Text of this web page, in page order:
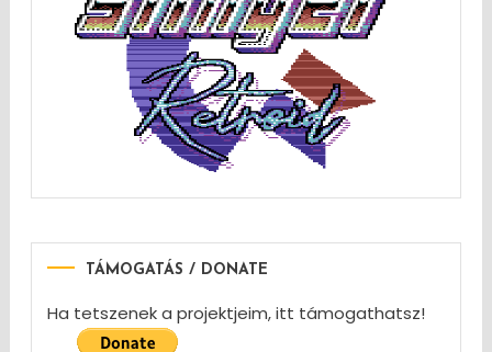
TÁMOGATÁS / DONATE
Ha tetszenek a projektjeim, itt támogathatsz!